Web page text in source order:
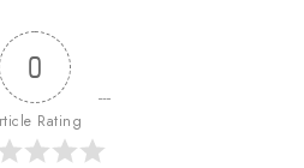
0
Rating